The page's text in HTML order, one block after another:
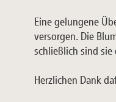
Eine gelungene
versorgen. Die
schließlich sind sie
Herzlichen Dank